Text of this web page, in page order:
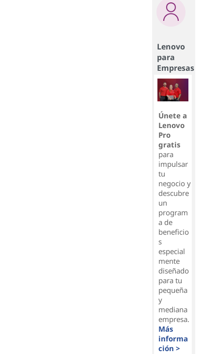
Lenovo
para
Empresas
Únete a
Lenovo
Pro
gratis
para
impulsar
tu
negocio y
descubre
un
program
a de
beneficio
s
especial
mente
diseñado
para tu
pequeña
y
mediana
empresa.
Más
informa
ción >